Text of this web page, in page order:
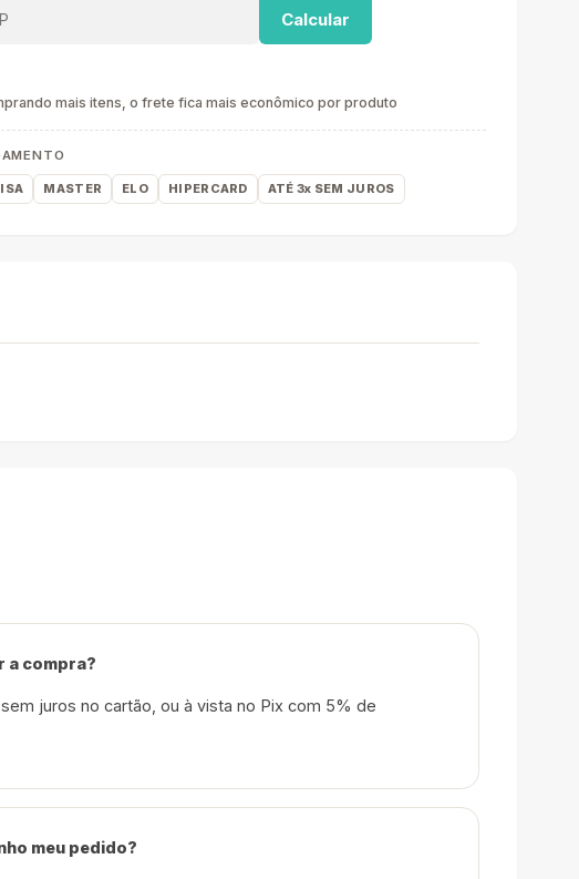
Calcular
mais itens, o frete fica mais econômico por produto
MASTER ELO HIPERCARD ATÉ 3x SEM JUROS
a compra?
juros no cartão, ou à vista no Pix com 5% de
meu pedido?